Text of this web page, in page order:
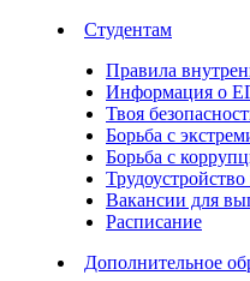
Студентам
Правила
Информация о
Твоя
Борьба с
Борьба с
Вакансии для
Расписание
Дополнительное